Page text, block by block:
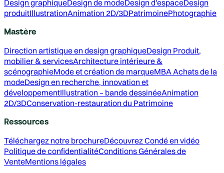
Design graphiqueDesign de modeDesign d'espaceDesign
produitIllustrationAnimation 2D/3DPatrimoinePhotographie
Mastère
Direction artistique en design graphiqueDesign Produit,
mobilier & servicesArchitecture intérieure &
scénographieMode et création de marqueMBA Achats de la
modeDesign en recherche, innovation et
développementIllustration – bande dessinéeAnimation
2D/3DConservation-restauration du Patrimoine
Ressources
Téléchargez notre brochureDécouvrez Condé en vidéo
Politique de confidentialitéConditions Générales de
VenteMentions légales